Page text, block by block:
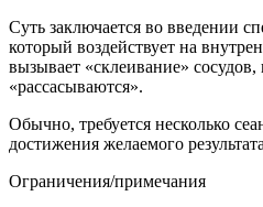
Суть заключается во введении
который воздействует на
вызывает «склеивание»
«рассасываются».
Обычно, требуется несколько
достижения желаемого
Ограничения/примечания